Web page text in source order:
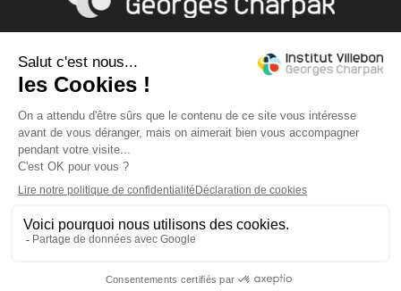
Accès & contact
490, rue Hector Berlioz
91400 ORSAY
Tél: +33 (0)1 69 15 42 98
Liens
Réseaux sociaux